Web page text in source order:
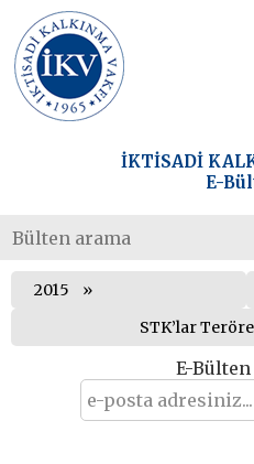
İKTİSADİ
E-
2015
STK’lar
E-Bülten